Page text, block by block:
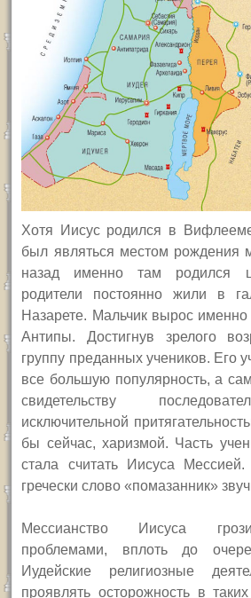
Хотя Иисус родился в
был являться местом рождения
назад именно там родился
родители постоянно жили в
Назарете. Мальчик вырос
Антипы. Достигнув зрелого
группу преданных учеников. Его
все большую популярность, а
свидетельству
исключительной
бы сейчас, харизмой. Часть
стала считать Иисуса
гречески слово «помазанник»
Мессианство Иисуса
проблемами, вплоть до
Иудейские религиозные
проявлять осторожность в